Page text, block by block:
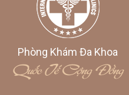
Phòng Khám Đa Khoa
Quốc Tế Cộng Đồng